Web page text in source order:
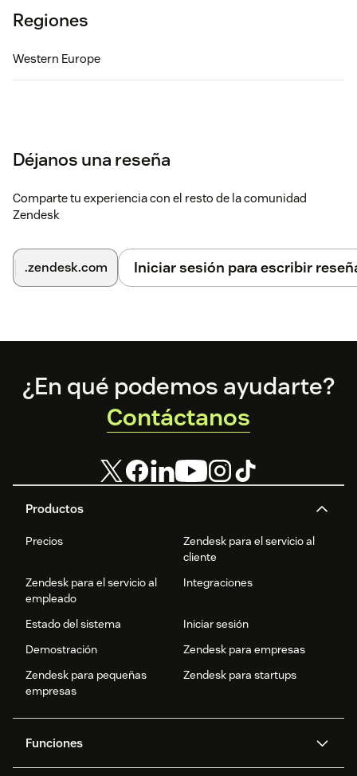
Regiones
Western Europe
Déjanos una reseña
Comparte tu experiencia con el resto de la comunidad
Zendesk
.zendesk.com Iniciar sesión para escribir
Footer
Productos
Precios
Zendesk para el servicio al
cliente
Zendesk para el servicio al
empleado
Integraciones
Estado del sistema
Iniciar sesión
Demostración
Zendesk para empresas
Zendesk para pequeñas
empresas
Zendesk para startups
Funciones
¿En qué podemos ayudarte?
Contáctanos